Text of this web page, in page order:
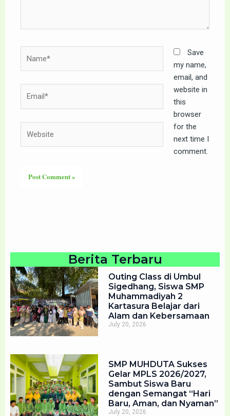
Save
my name,
email, and
website in
this
browser
for the
next time I
comment.
Berita Terbaru
Outing Class di Umbul
Sigedhang, Siswa SMP
Muhammadiyah 2
Kartasura Belajar dari
Alam dan Kebersamaan
July 20, 2026
SMP MUHDUTA Sukses
Gelar MPLS 2026/2027,
Sambut Siswa Baru
dengan Semangat “Hari
Baru, Aman, dan Nyaman”
July 20, 2026